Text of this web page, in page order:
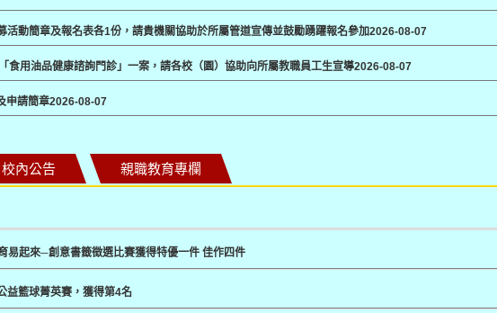
動簡章及報名表各1份，請貴機關協助於所屬管道宣傳並鼓勵踴躍報名參加2026-08-07
食用油品健康諮詢門診」一案，請各校（園）協助向所屬教職員工生宣導2026-08-07
申請簡章2026-08-07
校內公告 親職教育專欄
易起來─創意書籤徵選比賽獲得特優一件 佳作四件
益籃球菁英賽，獲得第4名